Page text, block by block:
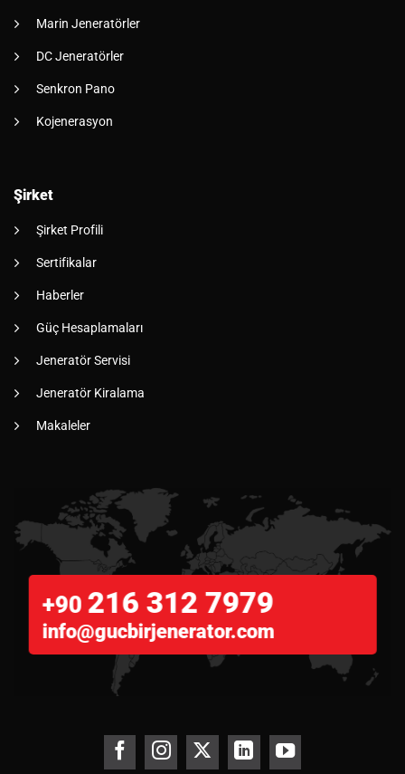
Marin Jeneratörler
DC Jeneratörler
Senkron Pano
Kojenerasyon
Şirket
Şirket Profili
Sertifikalar
Haberler
Güç Hesaplamaları
Jeneratör Servisi
Jeneratör Kiralama
Makaleler
+90 216 312 7979
info@gucbirjenerator.com